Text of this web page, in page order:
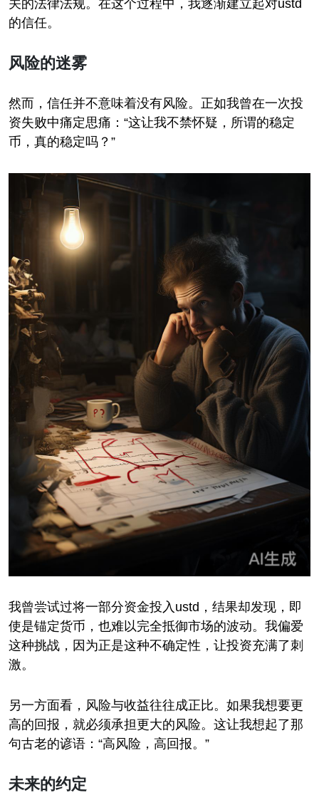
关的法律法规。在这个过程中，我逐渐建立起对ustd
的信任。
风险的迷雾
然而，信任并不意味着没有风险。正如我曾在一次投
资失败中痛定思痛：“这让我不禁怀疑，所谓的稳定
币，真的稳定吗？”
我曾尝试过将一部分资金投入ustd，结果却发现，即
使是锚定货币，也难以完全抵御市场的波动。我偏爱
这种挑战，因为正是这种不确定性，让投资充满了刺
激。
另一方面看，风险与收益往往成正比。如果我想要更
高的回报，就必须承担更大的风险。这让我想起了那
句古老的谚语：“高风险，高回报。”
未来的约定